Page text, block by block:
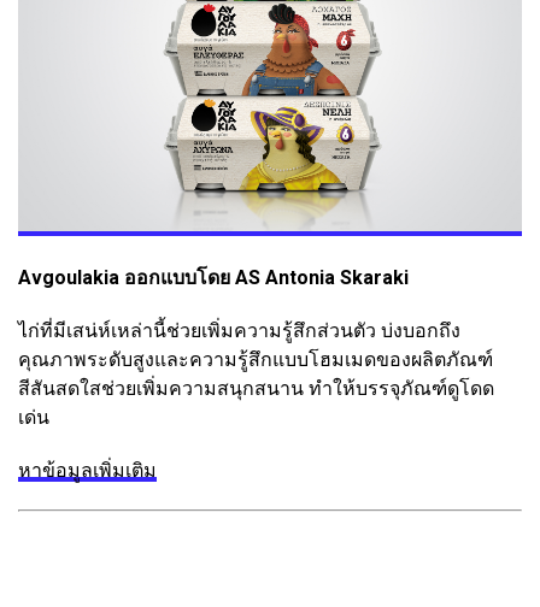
Avgoulakia ออกแบบโดย AS Antonia Skaraki
ไก่ที่มีเสน่ห์เหล่านี้ช่วยเพิ่มความรู้สึกส่วนตัว บ่งบอกถึง
คุณภาพระดับสูงและความรู้สึกแบบโฮมเมดของผลิตภัณฑ์
สีสันสดใสช่วยเพิ่มความสนุกสนาน ทำให้บรรจุภัณฑ์ดูโดด
เด่น
หาข้อมูลเพิ่มเติม